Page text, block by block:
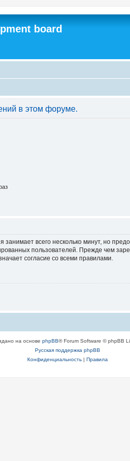
board
в этом форуме.
всего несколько минут, но
пользователей. Прежде чем
согласие со всеми правилами.
на основе phpBB® Forum Software © phpBB
Русская поддержка phpBB
Конфиденциальность| Правила